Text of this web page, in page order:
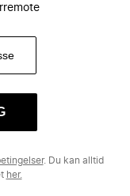
. Du kan alltid
her.